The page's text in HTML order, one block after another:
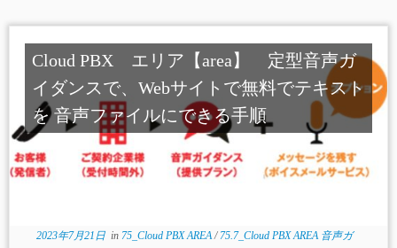
Cloud PBX エリア【area】 定型音声ガ
イダンスで、Webサイトで無料でテキスト
を 音声ファイルにできる手順
2023年7月21日in 75_Cloud PBX AREA/ 75.7_Cloud PBX AREA 音声ガ